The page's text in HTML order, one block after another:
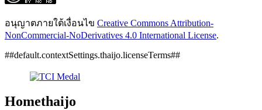
อนุญาตภายใต้เงื่อนไข Creative Commons Attribution-
NonCommercial-NoDerivatives 4.0 International License.
##default.contextSettings.thaijo.licenseTerms##
Homethaijo